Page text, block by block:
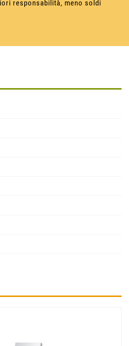
responsabilità, meno soldi